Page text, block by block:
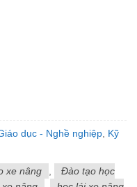
dục - Nghề nghiệp, Kỹ
xe nâng ,
Đào tạo học